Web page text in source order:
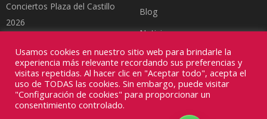
Conciertos Plaza del Castillo
2026
Blog
Noticias
Contacto
Copyright ©2026Divinamente Creativos
Usamos cookies en nuestro sitio web para brindarle la
experiencia más relevante recordando sus preferencias y
visitas repetidas. Al hacer clic en "Aceptar todo", acepta el
uso de TODAS las cookies. Sin embargo, puede visitar
"Configuración de cookies" para proporcionar un
consentimiento controlado.